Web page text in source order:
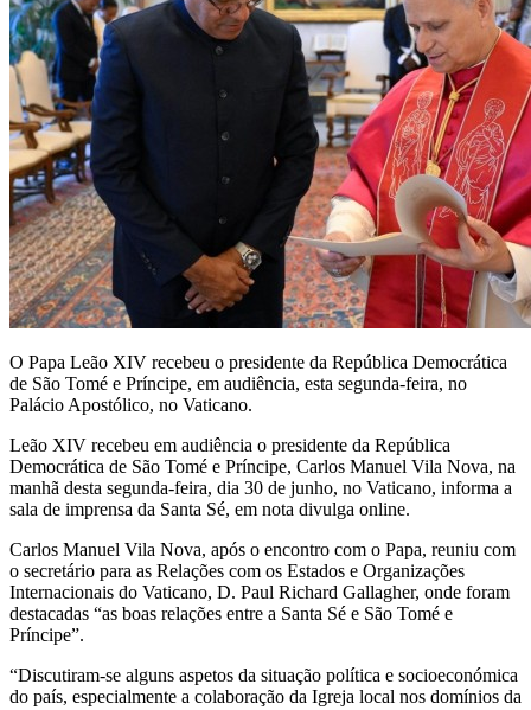
O Papa Leão XIV recebeu o presidente da República Democrática
de São Tomé e Príncipe, em audiência, esta segunda-feira, no
Palácio Apostólico, no Vaticano.
Leão XIV recebeu em audiência o presidente da República
Democrática de São Tomé e Príncipe, Carlos Manuel Vila Nova, na
manhã desta segunda-feira, dia 30 de junho, no Vaticano, informa a
sala de imprensa da Santa Sé, em nota divulga online.
Carlos Manuel Vila Nova, após o encontro com o Papa, reuniu com
o secretário para as Relações com os Estados e Organizações
Internacionais do Vaticano, D. Paul Richard Gallagher, onde foram
destacadas “as boas relações entre a Santa Sé e São Tomé e
Príncipe”.
“Discutiram-se alguns aspetos da situação política e socioeconómica
do país, especialmente a colaboração da Igreja local nos domínios da